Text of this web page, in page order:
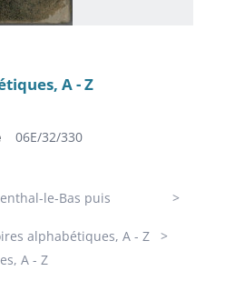
A - Z
06E/32/330
le-Bas puis
alphabétiques, A - Z
A - Z